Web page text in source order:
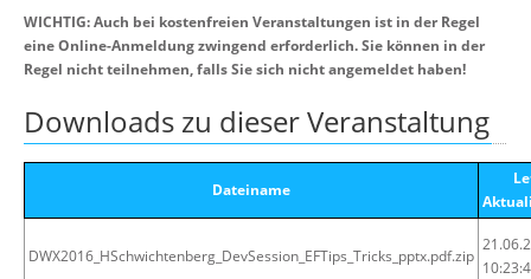
WICHTIG: Auch bei kostenfreien Veranstaltungen ist in der Regel
eine Online-Anmeldung zwingend erforderlich. Sie können in der
Regel nicht teilnehmen, falls Sie sich nicht angemeldet haben!
Downloads zu dieser Veranstaltung
Dateiname
DWX2016_HSchwichtenberg_DevSession_EFTips_Tricks_pptx.pdf.zip